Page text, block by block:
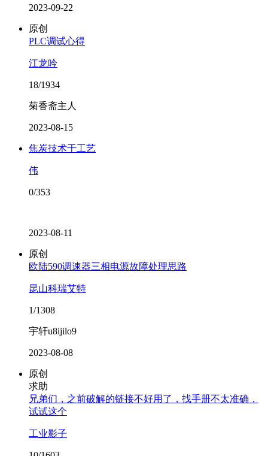
2023-09-22
原创
PLC调试心得
江龙吟
18/1934
菊香斋主人
2023-08-15
焦炭技术于工艺
伟
0/353
2023-08-11
原创
欧陆590调速器三相电源故障处理思路
昆山科瑞艾特
1/1308
宇轩u8ijilo9
2023-08-08
原创
求助
兄弟们，之前破解的链接不好用了，找手册不太准确，
试试这个
工业影子